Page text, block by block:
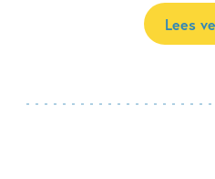
Lees